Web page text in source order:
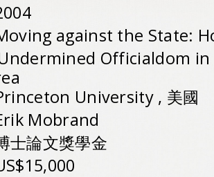
against the State:
Officialdom in
University , 美國
Mobrand
士論文獎學金